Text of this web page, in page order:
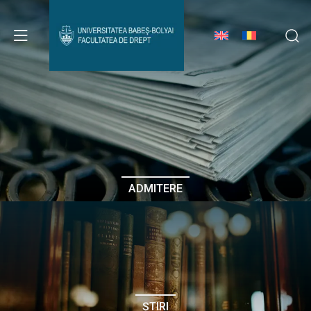
Avizier Studenți
Studii
Admitere
Erasmus & Internațional
Despre Facultate
ADMITERE
ȘTIRI